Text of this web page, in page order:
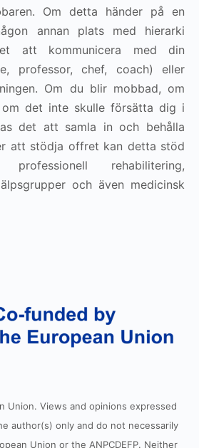
Om detta händer på en
annan plats med hierarki
att kommunicera med din
professor, chef, coach) eller
Om du blir mobbad, om
det inte skulle försätta dig i
det att samla in och behålla
att stödja offret kan detta stöd
rehabilitering,
och även medicinsk
Union. Views and opinions expressed
author(s) only and do not necessarily
Union or the ANPCDEFP. Neither